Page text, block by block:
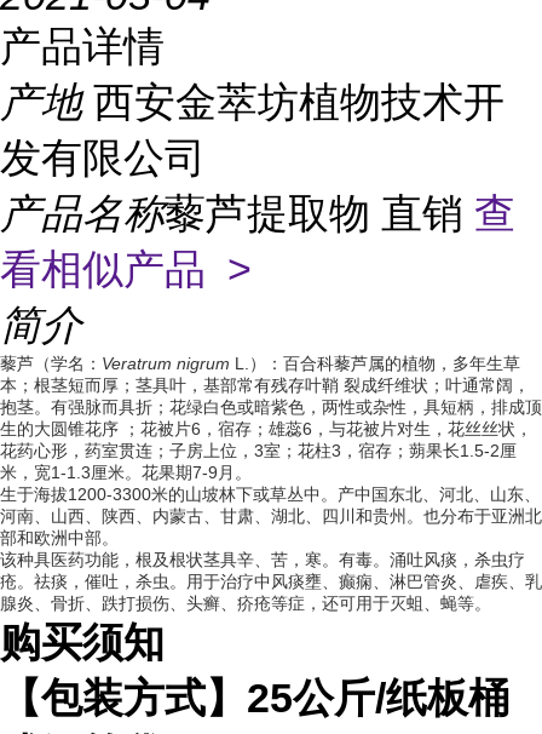
产品详情
产地 西安金萃坊植物技术开
发有限公司
产品名称藜芦提取物 直销 查
看相似产品 >
简介
藜芦（学名： Veratrum nigrum L.）：百合科藜芦属的植物，多年生草
本；根茎短而厚；茎具叶，基部常有残存叶鞘 裂成纤维状；叶通常阔，
抱茎。有强脉而具折；花绿白色或暗紫色，两性或杂性，具短柄，排成顶
生的大圆锥花序 ；花被片6，宿存；雄蕊6，与花被片对生，花丝丝状，
花药心形，药室贯连；子房上位，3室；花柱3，宿存；蒴果长1.5-2厘
米，宽1-1.3厘米。花果期7-9月。
生于海拔1200-3300米的山坡林下或草丛中。产中国东北、河北、山东、
河南、山西、陕西、内蒙古、甘肃、湖北、四川和贵州。也分布于亚洲北
部和欧洲中部。
该种具医药功能，根及根状茎具辛、苦，寒。有毒。涌吐风痰，杀虫疗
疮。祛痰，催吐，杀虫。用于治疗中风痰壅、癫痫、淋巴管炎、虐疾、乳
腺炎、骨折、跌打损伤、头癣、疥疮等症，还可用于灭蛆、蝇等。
购买须知
【包装方式】 25公斤/纸板桶